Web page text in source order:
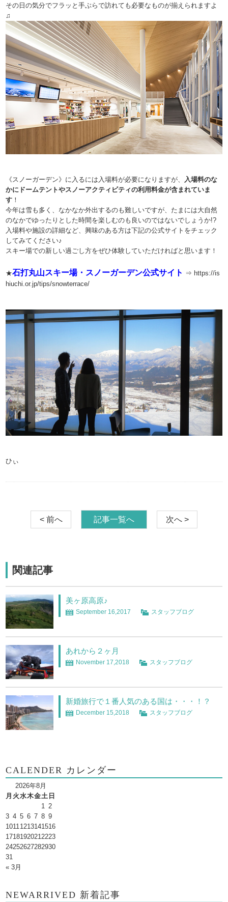
その日の気分でフラッと手ぶらで訪れても必要なものが揃えられますよ
♫
《スノーガーデン》に入るには入場料が必要になりますが、
入場料のな
かにドームテントやスノーアクティビティの利用料金が含まれていま
す ！
今年は雪も多く、なかなか外出するのも難しいですが、たまには大自然
のなかでゆったりとした時間を楽しむのも良いのではないでしょうか!?
入場料や施設の詳細など、興味のある方は下記の公式サイトをチェック
してみてください♪
スキー場での新しい過ごし方をぜひ体験していただければと思います！
★石打丸山スキー場・スノーガーデン公式サイト ⇒ https://is
hiuchi.or.jp/tips/snowterrace/
ひぃ
< 前へ 記事一覧へ 次へ >
関連記事
美ヶ原高原♪
September 16,2017 スタッフブログ
あれから２ヶ月
November 17,2018 スタッフブログ
新婚旅行で１番人気のある国は・・・！？
December 15,2018 スタッフブログ
CALENDER カレンダー
2026年8月
月 火水木金土 日
1
2
3 4 5 6 7 8 9
1011 1213141516
1718192021 2223
24252627282930
31
« 3月
NEWARRIVED 新着記事